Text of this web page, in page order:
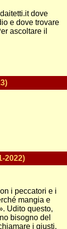
dove
e dove trovare
ascoltare il
2022)
i peccatori e i
mangia e
Udito questo,
bisogno del
i giusti,